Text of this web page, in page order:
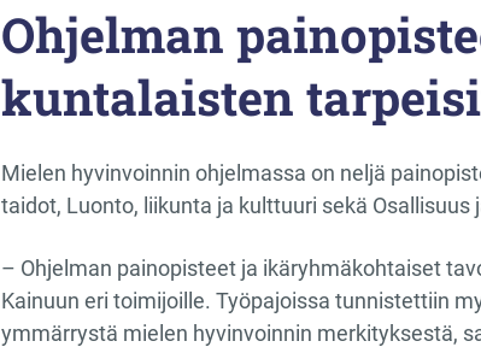
Ohjelman
kuntalaisten
Mielen hyvinvoinnin ohjelmassa on neljä
taidot, Luonto, liikunta ja kulttuuri sekä
– Ohjelman painopisteet ja ikäryhmäkohtaiset
Kainuun eri toimijoille. Työpajoissa tunnistettiin
ymmärrystä mielen hyvinvoinnin merkityksestä,